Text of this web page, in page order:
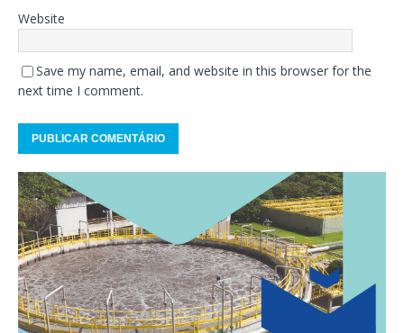
Website
Save my name, email, and website in this browser for the
next time I comment.